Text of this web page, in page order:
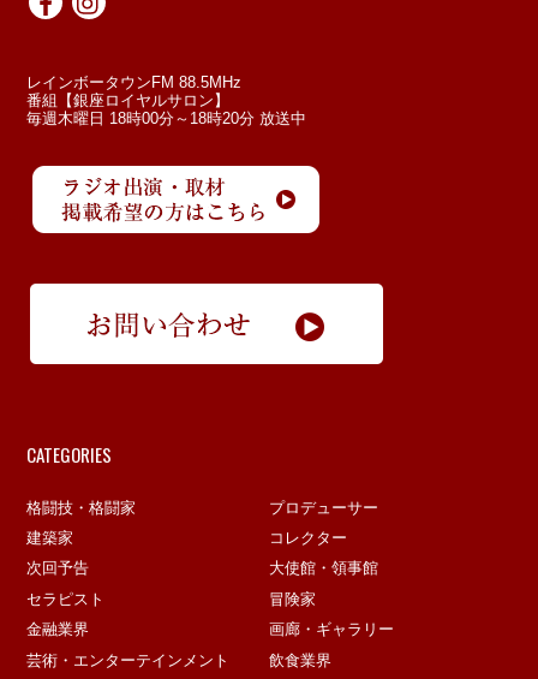
レインボータウンFM 88.5MHz
番組【銀座ロイヤルサロン】
毎週木曜日 18時00分～18時20分 放送中
CATEGORIES
格闘技・格闘家
プロデューサー
建築家
コレクター
次回予告
大使館・領事館
セラピスト
冒険家
金融業界
画廊・ギャラリー
芸術・エンターテインメント
飲食業界